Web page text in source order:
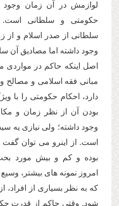
لوازمش در آن زمان وجود
حكومتى و سلطانى
سلطانى از صدر اسلام و از
وجود داشته اما مصادیق آن
اصل اینكه حاكم در مواردى
مبانى فقه اسلامى و مصالح
دارد، احكام حكومتى را با
بودن آن از نظر زمان و
وجود داشته؛ ولى نیازى یه
است. از اینرو مى توان
بوده و كم و بیش مورد
امروز نمونه هاى بیشتر،
كه به نظر بسیارى از
شود. وقتى حاكم از قدرت